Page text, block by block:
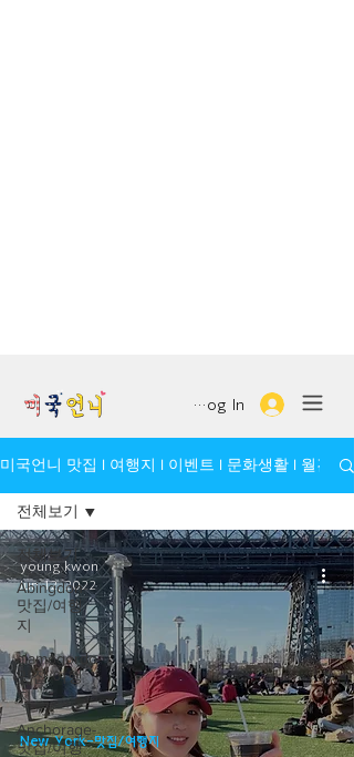
Log In
미국언니 맛집 l 여행지 l 이벤트 l 문화생활 l 월간 모
전체보기
Abingdon-
맛집/여행
지
alamogordo-
맛집/여행
지
Anchorage-
맛집/여행
전체보기
New York-맛집/여행지
young kwon
Jun 12, 2022